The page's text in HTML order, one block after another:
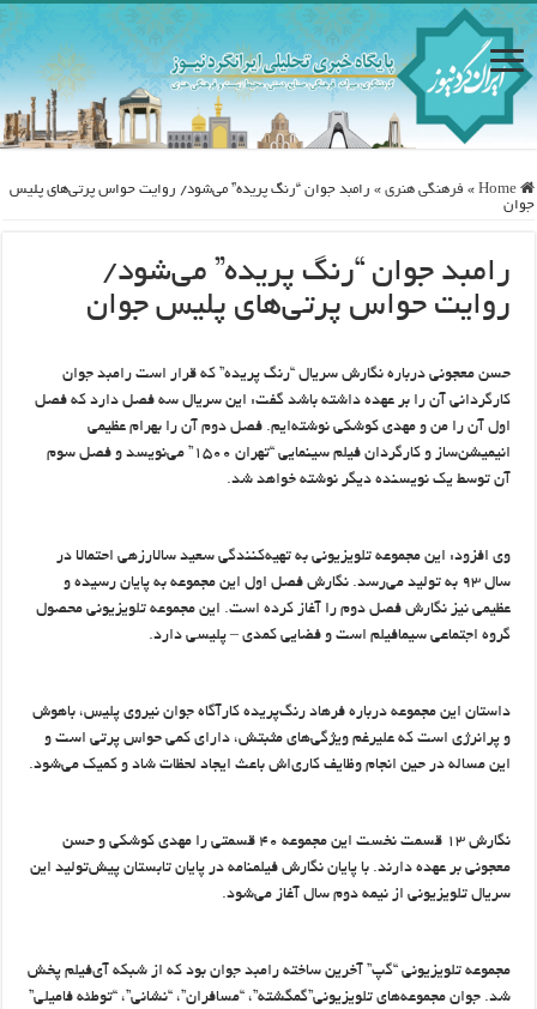
Home
» فرهنگی هنری » رامبد جوان “رنگ پریده” می‌شود/ روایت حواس پرتی‌های پلیس
جوان
رامبد جوان “رنگ پریده” می‌شود/
روایت حواس پرتی‌های پلیس جوان
حسن معجونی درباره نگارش سریال “رنگ پریده” که قرار است رامبد جوان
کارگردانی آن را بر عهده داشته باشد گفت: این سریال سه فصل دارد که فصل
اول آن را من و مهدی کوشکی نوشته‌ایم. فصل دوم آن را بهرام عظیمی
انیمیشن‌ساز و کارگردان فیلم سینمایی “تهران ۱۵۰۰” می‌نویسد و فصل سوم
آن توسط یک نویسنده دیگر نوشته خواهد شد.
وی افزود: این مجموعه تلویزیونی به تهیه‌کنندگی سعید سالارزهی احتمالا در
سال ۹۳ به تولید می‌رسد. نگارش فصل اول این مجموعه به پایان رسیده و
عظیمی نیز نگارش فصل دوم را آغاز کرده است. این مجموعه تلویزیونی محصول
گروه اجتماعی سیمافیلم است و فضایی کمدی – پلیسی دارد.
داستان این مجموعه درباره فرهاد رنگ‌پریده کارآگاه جوان نیروی پلیس، باهوش
و پرانرژی است که علیرغم ویژگی‌های مثبتش، دارای کمی حواس پرتی است و
این مساله در حین انجام وظایف کاری‌اش باعث ایجاد لحظات شاد و کمیک می‌شود.
نگارش ۱۳ قسمت نخست این مجموعه ۴۰ قسمتی را مهدی کوشکی و حسن
معجونی بر عهده دارند. با پایان نگارش فیلمنامه در پایان تابستان پیش‌تولید این
سریال تلویزیونی از نیمه دوم سال آغاز می‌شود.
مجموعه تلویزیونی “گپ” آخرین ساخته رامبد جوان بود که از شبکه ‌آی‌فیلم پخش
شد. جوان مجموعه‌های تلویزیونی”گمگشته”، “مسافران”، “نشانی”، “توطئه فامیلی”